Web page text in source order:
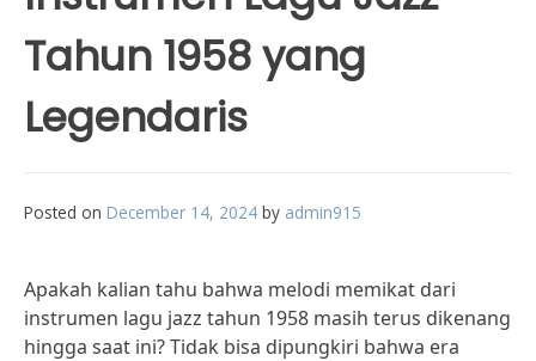
Tahun 1958 yang
Legendaris
Posted on December 14, 2024 by admin915
Apakah kalian tahu bahwa melodi memikat dari
instrumen lagu jazz tahun 1958 masih terus dikenang
hingga saat ini? Tidak bisa dipungkiri bahwa era